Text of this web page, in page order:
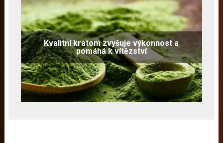
Kvalitní kratom zvyšuje výkonnost a
pomáhá k vítězství